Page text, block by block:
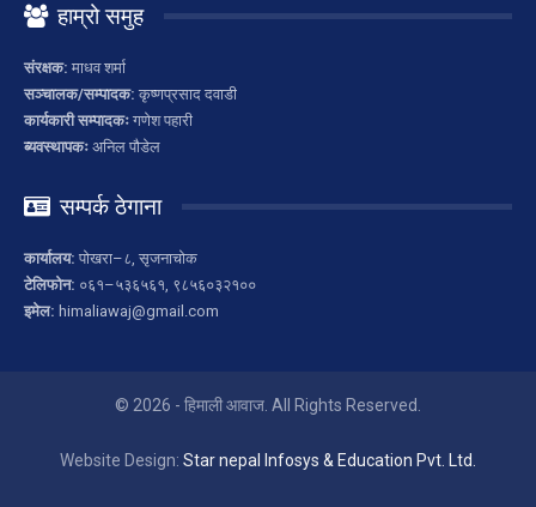
हाम्रो समुह
संरक्षक: माधव शर्मा
सञ्चालक/सम्पादक: कृष्णप्रसाद दवाडी
कार्यकारी सम्पादकः गणेश पहारी
ब्यवस्थापकः अनिल पौडेल
सम्पर्क ठेगाना
कार्यालय: पोखरा–८, सृजनाचोक
टेलिफोन: ०६१–५३६५६१, ९८५६०३२१००
इमेल: himaliawaj@gmail.com
© 2026 - हिमाली आवाज. All Rights Reserved.
Website Design: Star nepal Infosys & Education Pvt. Ltd.